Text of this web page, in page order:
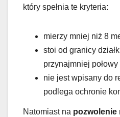
który spełnia te kryteria:
mierzy mniej niż 8
stoi od granicy
przynajmniej
nie jest wpisany do
podlega ochronie
Natomiast na pozwolenie